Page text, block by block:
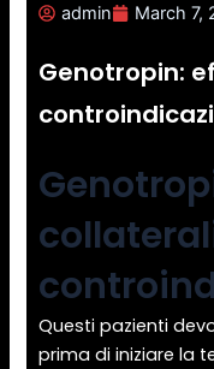
admin March 7,
Genotropin:
Questi pazienti
prima di iniziare la